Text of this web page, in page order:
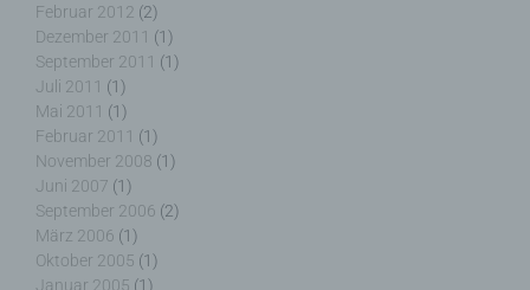
Februar 2012 (2)
Dezember 2011 (1)
September 2011 (1)
Juli 2011 (1)
Mai 2011 (1)
Februar 2011 (1)
November 2008 (1)
Juni 2007 (1)
September 2006 (2)
März 2006 (1)
Oktober 2005 (1)
k) Einwilligung
Einwilligung ist jede von der betroffenen Person
freiwillig für den bestimmten Fall in informierter
Weise und unmissverständlich abgegebene
Willensbekundung in Form einer Erklärung oder
einer sonstigen eindeutigen bestätigenden
Handlung, mit der die betroffene Person zu
verstehen gibt, dass sie mit der Verarbeitung der